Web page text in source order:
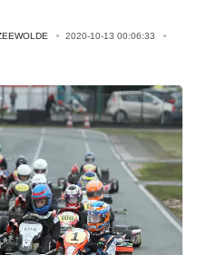
2020-10-13 00:06:33